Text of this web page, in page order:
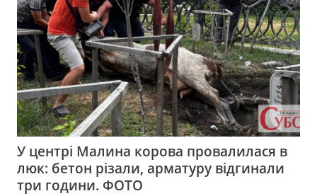
У центрі Малина корова провалилася в
люк: бетон різали, арматуру відгинали
три години. ФОТО